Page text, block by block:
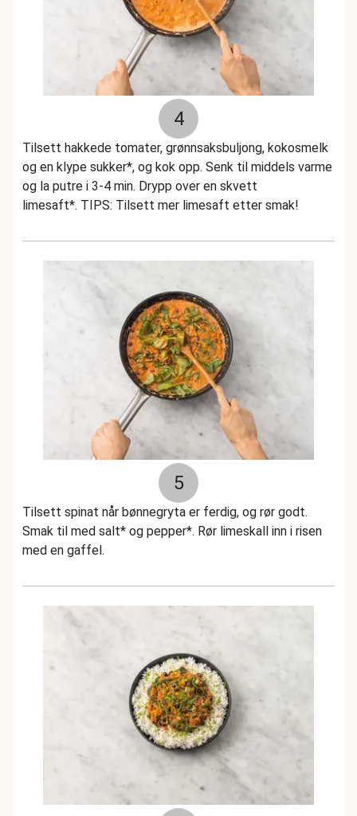
4
Tilsett hakkede tomater, grønnsaksbuljong, kokosmelk
og en klype sukker*, og kok opp. Senk til middels varme
og la putre i 3-4 min. Drypp over en skvett
limesaft*. TIPS: Tilsett mer limesaft etter smak!
5
Tilsett spinat når bønnegryta er ferdig, og rør godt.
Smak til med salt* og pepper*. Rør limeskall inn i risen
med en gaffel.